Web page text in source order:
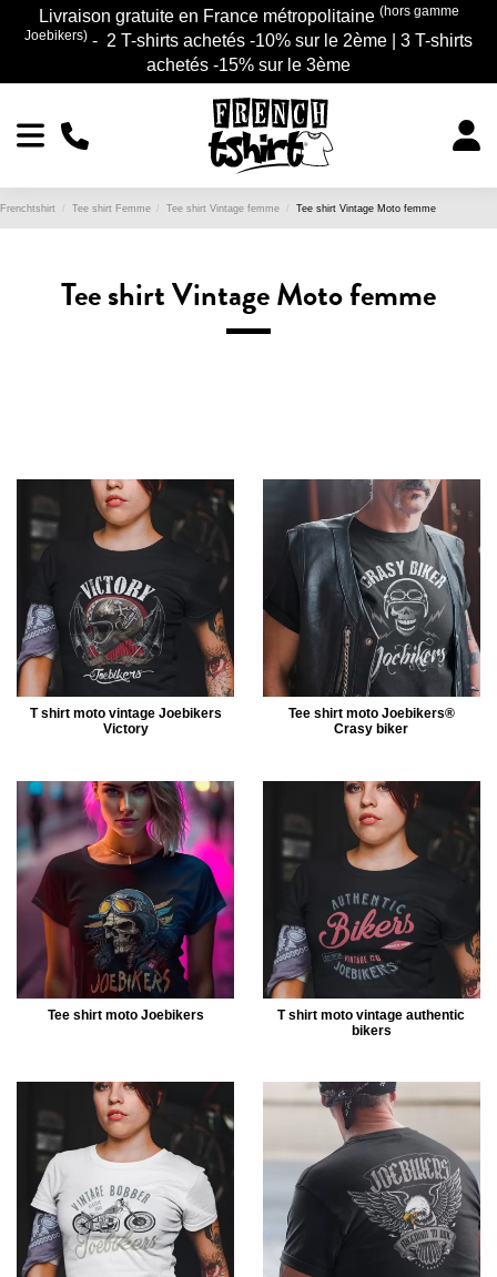
Livraison gratuite en France métropolitaine (hors gamme
Joebikers) - 2 T-shirts achetés -10% sur le 2ème | 3 T-shirts
achetés -15% sur le 3ème
Frenchtshirt Tee shirt Femme Tee shirt Vintage femme Tee shirt Vintage Moto femme
Tee shirt Vintage Moto femme
T shirt moto vintage Joebikers
Victory
Tee shirt moto Joebikers®
Crasy biker
Tee shirt moto Joebikers
T shirt moto vintage authentic
bikers